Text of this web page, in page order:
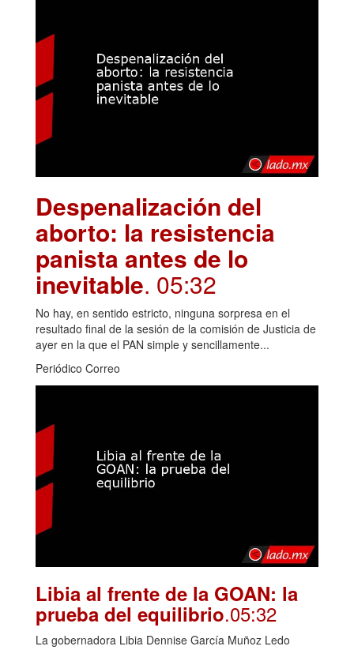
Despenalización del
aborto: la resistencia
panista antes de lo
inevitable. 05:32
No hay, en sentido estricto, ninguna sorpresa en el
resultado final de la sesión de la comisión de Justicia de
ayer en la que el PAN simple y sencillamente...
Periódico Correo
Libia al frente de la GOAN: la
prueba del equilibrio.05:32
La gobernadora Libia Dennise García Muñoz Ledo